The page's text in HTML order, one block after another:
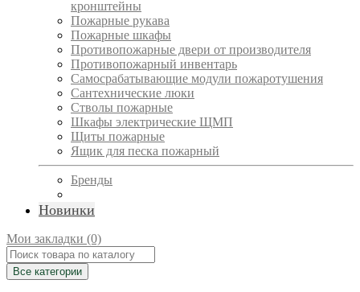
кронштейны
Пожарные рукава
Пожарные шкафы
Противопожарные двери от производителя
Противопожарный инвентарь
Самосрабатывающие модули пожаротушения
Сантехнические люки
Стволы пожарные
Шкафы электрические ЩМП
Щиты пожарные
Ящик для песка пожарный
Бренды
Новинки
Мои закладки (0)
Все категории